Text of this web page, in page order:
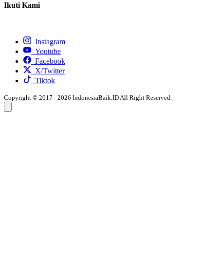
Ikuti Kami
Instagram
Youtube
Facebook
X/Twitter
Tiktok
Copyright © 2017 - 2026 IndonesiaBaik.ID All Right Reserved.